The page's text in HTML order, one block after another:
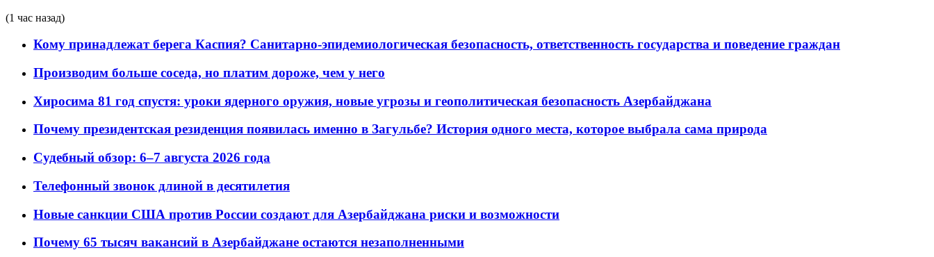
(1 час назад)
Кому принадлежат берега Каспия? Санитарно-эпидемиологическая безопасность, ответственность государства и поведение граждан
Производим больше соседа, но платим дороже, чем у него
Хиросима 81 год спустя: уроки ядерного оружия, новые угрозы и геополитическая безопасность Азербайджана
Почему президентская резиденция появилась именно в Загульбе? История одного места, которое выбрала сама природа
Судебный обзор: 6–7 августа 2026 года
Телефонный звонок длиной в десятилетия
Новые санкции США против России создают для Азербайджана риски и возможности
Почему 65 тысяч вакансий в Азербайджане остаются незаполненными